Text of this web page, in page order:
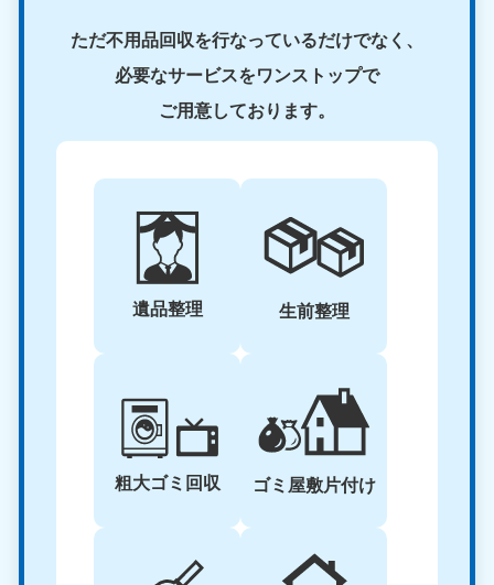
ただ不用品回収を行なっているだけでなく、
必要なサービスをワンストップで
ご用意しております。
遺品整理 生前整理
粗大ゴミ回収 ゴミ屋敷片付け